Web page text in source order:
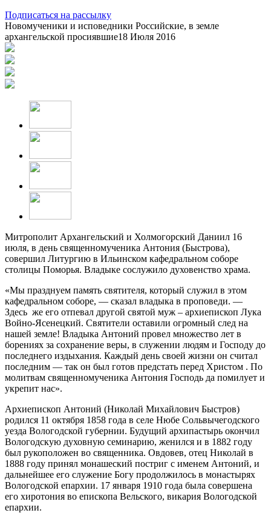
Подписаться на рассылку
Новомученики и исповедники Российские, в земле
архангельской просиявшие18 Июля 2016
Митрополит Архангельский и Холмогорский Даниил 16
июля, в день священномученика Антония (Быстрова),
совершил Литургию в Ильинском кафедральном соборе
столицы Поморья. Владыке сослужило духовенство храма.
«Мы празднуем память святителя, который служил в этом
кафедральном соборе, — сказал владыка в проповеди. —
Здесь же его отпевал другой святой муж – архиепископ Лука
Войно-Ясенецкий. Святители оставили огромный след на
нашей земле! Владыка Антоний провел множество лет в
борениях за сохранение веры, в служении людям и Господу до
последнего издыхания. Каждый день своей жизни он считал
последним — так он был готов предстать перед Христом . По
молитвам священномученика Антония Господь да помилует и
укрепит нас».
Архиепископ Антоний (Николай Михайлович Быстров)
родился 11 октября 1858 года в селе Нюбе Сольвычегодского
уезда Вологодской губернии. Будущий архипастырь окончил
Вологодскую духовную семинарию, женился и в 1882 году
был рукоположен во священника. Овдовев, отец Николай в
1888 году принял монашеский постриг с именем Антоний, и
дальнейшее его служение Богу продолжилось в монастырях
Вологодской епархии. 17 января 1910 года была совершена
его хиротония во епископа Вельского, викария Вологодской
епархии.